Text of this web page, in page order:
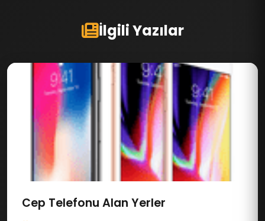
İlgili Yazılar
Cep Telefonu Alan Yerler